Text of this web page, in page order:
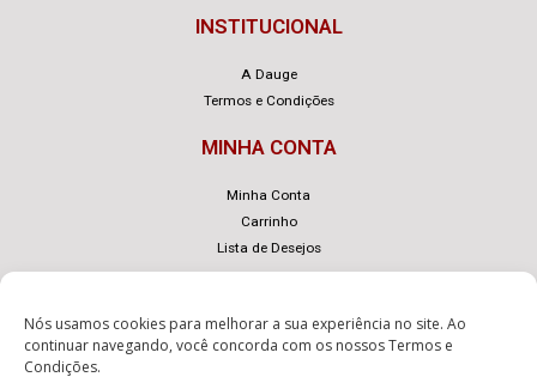
Nós usamos cookies para melhorar a sua experiência no site. Ao
continuar navegando, você concorda com os nossosTermos e
Condições.
INSTITUCIONAL
A Dauge
Termos e Condições
MINHA CONTA
Minha Conta
Carrinho
Lista de Desejos